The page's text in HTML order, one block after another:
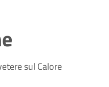
sul Calore